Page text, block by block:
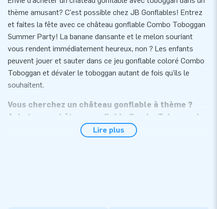
thème amusant? C'est possible chez JB Gonflables! Entrez
et faites la fête avec ce château gonflable Combo Toboggan
Summer Party! La banane dansante et le melon souriant
vous rendent immédiatement heureux, non ? Les enfants
peuvent jouer et sauter dans ce jeu gonflable coloré Combo
Toboggan et dévaler le toboggan autant de fois qu'ils le
souhaitent.
Vous cherchez un château gonflable à thème ?
Achetez un château gonflable Combo Toboggan!
Les châteaux gonflables Combo Toboggan ne sont pas
Lire plus